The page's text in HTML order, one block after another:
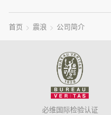
首页 震浪 公司简介
必维国际检验认证